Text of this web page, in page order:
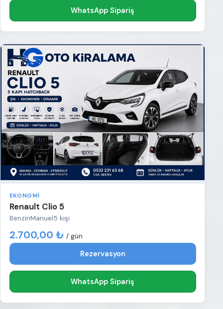
WhatsApp Sipariş
EKONOMI
Renault Clio 5
BenzinManuel5 kişi
2.700,00 ₺ / gün
Rezervasyon
WhatsApp Sipariş